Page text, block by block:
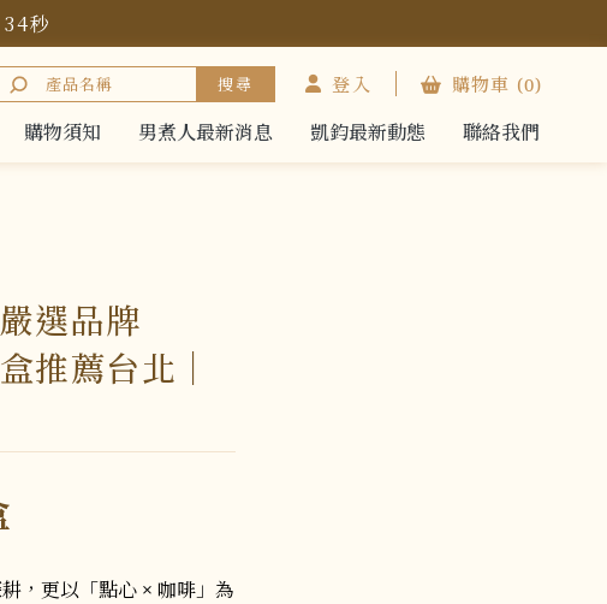
32秒
登入 購物車 (0)
購物須知
男煮人最新消息
凱鈞最新動態
聯絡我們
選品牌
薦台北｜
，更以「點心 × 咖啡」為